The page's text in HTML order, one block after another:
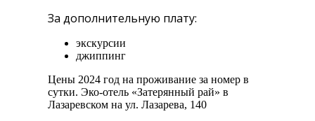
За дополнительную плату:
экскурсии
джиппинг
Цены 2024 год на проживание за номер в
сутки. Эко-отель «Затерянный рай» в
Лазаревском на ул. Лазарева, 140